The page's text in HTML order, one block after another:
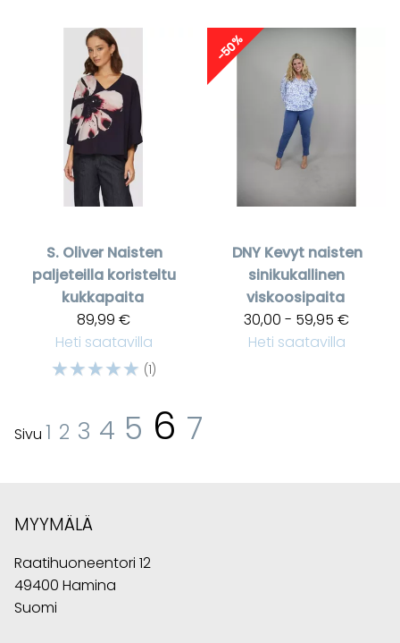
S. Oliver Naisten
paljeteilla koristeltu
kukkapaita
89,99 €
Heti saatavilla
☆☆☆☆☆ (1)
-50%
DNY Kevyt naisten
sinikukallinen
viskoosipaita
30,00 - 59,95 €
Heti saatavilla
Sivu 1 2 3 4 5 6 7
MYYMÄLÄ
Raatihuoneentori 12
49400 Hamina
Suomi